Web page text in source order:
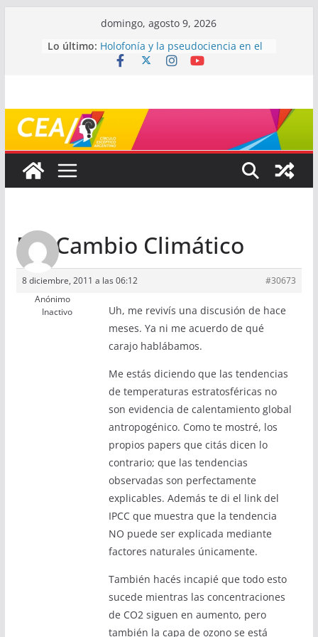
domingo, agosto 9, 2026
Lo último: Holofonía y la pseudociencia en el
audio
Mayéutica (o cómo debatir sin
terminar a los golpes)
Somos menos capaces de lo que
Re: Cambio Climático
8 diciembre, 2011 a las 06:12
#30673
Anónimo
Inactivo
Uh, me revivís una discusión de hace
meses. Ya ni me acuerdo de qué
carajo hablábamos.
Me estás diciendo que las tendencias
de temperaturas estratosféricas no
son evidencia de calentamiento global
antropogénico. Como te mostré, los
propios papers que citás dicen lo
contrario; que las tendencias
observadas son perfectamente
explicables. Además te di el link del
IPCC que muestra que la tendencia
NO puede ser explicada mediante
factores naturales únicamente.
También hacés incapié que todo esto
sucede mientras las concentraciones
de CO2 siguen en aumento, pero
también la capa de ozono se está